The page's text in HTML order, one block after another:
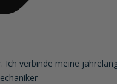
Ich verbinde meine